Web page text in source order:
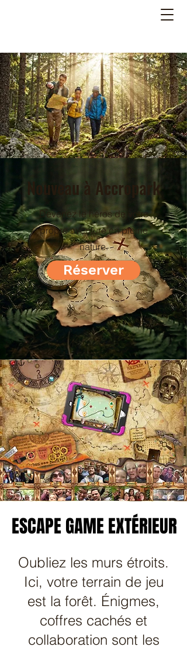
Nouveau à Accropark
Devenez le héros de votre
propre aventure en pleine
nature.
Réserver
ESCAPE GAME EXTÉRIEUR
ESCAPE GAME EXTÉRIEUR
Oubliez les murs étroits.
Ici, votre terrain de jeu
est la forêt. Énigmes,
coffres cachés et
collaboration sont les